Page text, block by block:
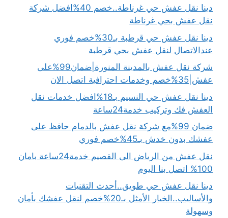
دينا نقل عفش حي غرناطة..خصم 40%افضل شركة
نقل عفش بحي غرناطة
دينا نقل عفش حي قرطبة بـ30%خصم فوري
عندالاتصال لنقل عفش بحي قرطبة
شركة نقل عفش بالمدينة المنورة|ضمان99%على
عفش|35%خصم وخدمات احترافية اتصل الان
دينا نقل عفش حي النسيم بـ18%افضل خدمات نقل
العفش فك وتركيب خدمة24ساعة
ضمان 99%مع شركة نقل عفش بالدمام حافظ على
عفشك بدون خدش بـ45%خصم فوري
نقل عفش من الرياض الى القصيم خدمة24ساعة بامان
100% اتصل بنا اليوم
دينا نقل عفش حي طويق..أحدث التقنيات
والأساليب..الخيار الأمثل بـ20%خصم لنقل عفشك بأمان
وسهولة